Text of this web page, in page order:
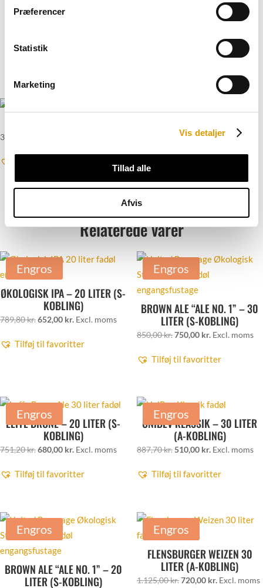
Præferencer
Statistik
Marketing
Vis detaljer
Tillad alle
Afvis
sødme. Leffe Blonde byder på en behagelig kompleksitet,
hvor du vil opdage antydninger af banan, citrus og en subtil
skaber en velafbalanceret smagsoplevelse.
Du kunne også være interesseret i…
350,00
Relaterede varer
Engros
ØKOLOGISK IPA – 20 LITER (S-
KOBLING)
789,80kr.Den
pris
652,00 kr. Den
pris
Excl. moms
Tilføj til favoritter
Engros
BROWN ALE “ALE NO. 1” – 30
LITER (S-KOBLING)
850,00kr.Den
pris
750,00 kr. Den
pris
Excl. moms
Tilføj til favoritter
Engros
LEFFE BRUNE – 20 LITER (S-
KOBLING)
751,20kr.Den
pris
680,00 kr. Den
pris
Excl. moms
Tilføj til favoritter
Engros
UNIBEV KLASSIK – 30 LITER
(A-KOBLING)
887,70kr. Den
pris
510,00 kr. Den
pris
Excl. moms
Tilføj til favoritter
Engros
BROWN ALE “ALE NO. 1” – 20
LITER (S-KOBLING)
Engros
FLENSBURGER WEIZEN 30
LITER (A-KOBLING)
1.125,00kr.Den
720,00 kr. Den
Excl. moms